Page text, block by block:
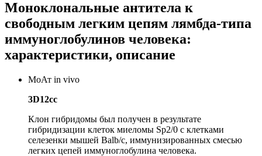
Моноклональные антитела к
свободным легким цепям лямбда-типа
иммуноглобулинов человека:
характеристики, описание
МоАт in vivo
3D12cc
Клон гибридомы был получен в результате
гибридизации клеток миеломы Sp2/0 с клетками
селезенки мышей Balb/c, иммунизированных смесью
легких цепей иммуноглобулина человека.